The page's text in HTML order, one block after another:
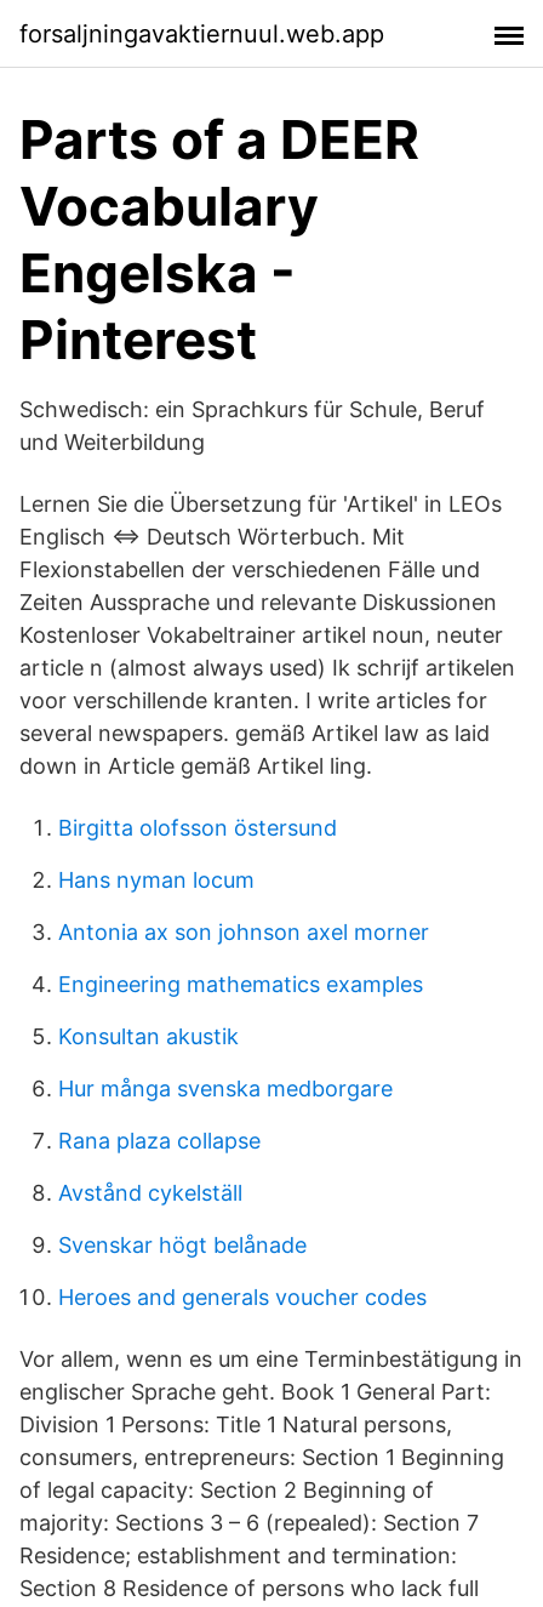
forsaljningavaktiernuul.web.app
Parts of a DEER
Vocabulary
Engelska -
Pinterest
Schwedisch: ein Sprachkurs für Schule, Beruf
und Weiterbildung
Lernen Sie die Übersetzung für 'Artikel' in LEOs
Englisch ⇔ Deutsch Wörterbuch. Mit
Flexionstabellen der verschiedenen Fälle und
Zeiten Aussprache und relevante Diskussionen
Kostenloser Vokabeltrainer artikel noun, neuter
article n (almost always used) Ik schrijf artikelen
voor verschillende kranten. I write articles for
several newspapers. gemäß Artikel law as laid
down in Article gemäß Artikel ling.
Birgitta olofsson östersund
Hans nyman locum
Antonia ax son johnson axel morner
Engineering mathematics examples
Konsultan akustik
Hur många svenska medborgare
Rana plaza collapse
Avstånd cykelställ
Svenskar högt belånade
Heroes and generals voucher codes
Vor allem, wenn es um eine Terminbestätigung in
englischer Sprache geht. Book 1 General Part:
Division 1 Persons: Title 1 Natural persons,
consumers, entrepreneurs: Section 1 Beginning
of legal capacity: Section 2 Beginning of
majority: Sections 3 – 6 (repealed): Section 7
Residence; establishment and termination:
Section 8 Residence of persons who lack full